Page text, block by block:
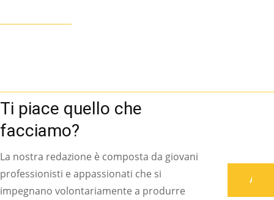
Ti piace quello che
facciamo?
La nostra redazione è composta da giovani
professionisti e appassionati che si
impegnano volontariamente a produrre